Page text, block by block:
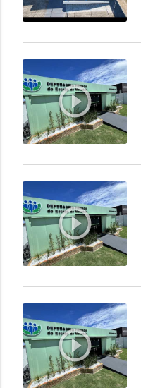
play_circle_outline
play_circle_outline
play_circle_outline